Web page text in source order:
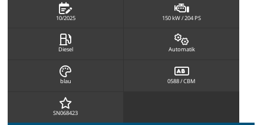
10/2025 150 kW / 204 PS
Diesel Automatik
blau 0588 / CBM
SN068423